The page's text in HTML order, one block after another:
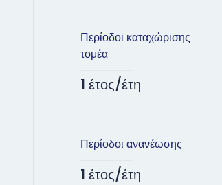
Περίοδοι καταχώρισης
τομέα
1 έτος/έτη
Περίοδοι ανανέωσης
1 έτος/έτη